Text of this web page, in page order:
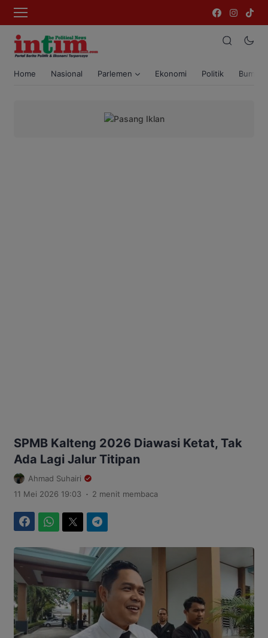
Home Nasional Parlemen Ekonomi Politik Bumi
SPMB Kalteng 2026 Diawasi Ketat, Tak
Ada Lagi Jalur Titipan
Ahmad Suhairi
11 Mei 2026 19:03 . 2 menit membaca